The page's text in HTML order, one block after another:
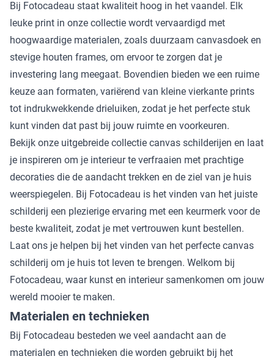
Bij Fotocadeau staat kwaliteit hoog in het vaandel. Elk
leuke print in onze collectie wordt vervaardigd met
hoogwaardige materialen, zoals duurzaam canvasdoek en
stevige houten frames, om ervoor te zorgen dat je
investering lang meegaat. Bovendien bieden we een ruime
keuze aan formaten, variërend van kleine vierkante prints
tot indrukwekkende drieluiken, zodat je het perfecte stuk
kunt vinden dat past bij jouw ruimte en voorkeuren.
Bekijk onze uitgebreide collectie canvas schilderijen en laat
je inspireren om je interieur te verfraaien met prachtige
decoraties die de aandacht trekken en de ziel van je huis
weerspiegelen. Bij Fotocadeau is het vinden van het juiste
schilderij een plezierige ervaring met een keurmerk voor de
beste kwaliteit, zodat je met vertrouwen kunt bestellen.
Laat ons je helpen bij het vinden van het perfecte canvas
schilderij om je huis tot leven te brengen. Welkom bij
Fotocadeau, waar kunst en interieur samenkomen om jouw
wereld mooier te maken.
Materialen en technieken
Bij Fotocadeau besteden we veel aandacht aan de
materialen en technieken die worden gebruikt bij het